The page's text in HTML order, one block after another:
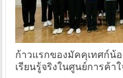
ก้าวแรกของมัคคุเทศก์น้อ
เรียนรู้จริงในศูนย์การค้าใ